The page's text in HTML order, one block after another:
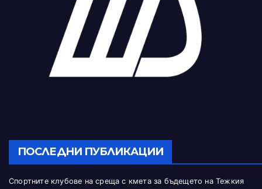
ПОСЛЕДНИ ПУБЛИКАЦИИ
Спортните клубове на среща с кмета за бъдещето на Тежкия